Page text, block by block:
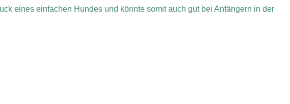
eines einfachen Hundes und könnte somit auch gut bei Anfängern in der